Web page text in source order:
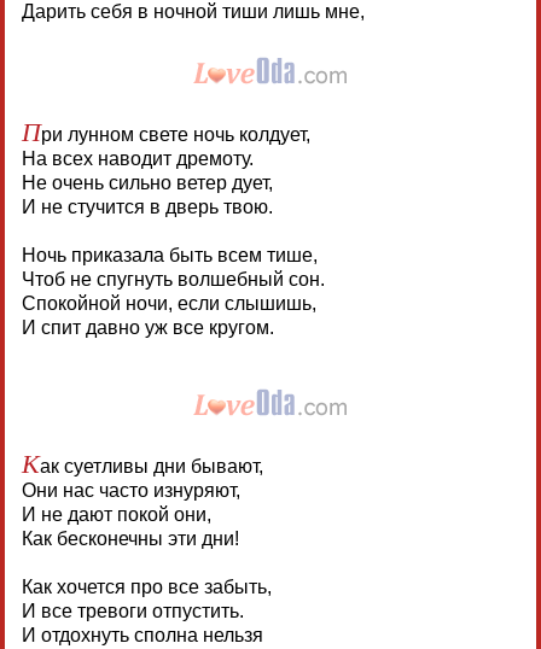
Дарить себя в ночной тиши лишь мне,
При лунном свете ночь колдует,
На всех наводит дремоту.
Не очень сильно ветер дует,
И не стучится в дверь твою.
Ночь приказала быть всем тише,
Чтоб не спугнуть волшебный сон.
Спокойной ночи, если слышишь,
И спит давно уж все кругом.
Как суетливы дни бывают,
Они нас часто изнуряют,
И не дают покой они,
Как бесконечны эти дни!
Как хочется про все забыть,
И все тревоги отпустить.
И отдохнуть сполна нельзя